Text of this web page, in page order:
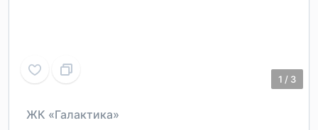
1 / 3
ЖК «Галактика»